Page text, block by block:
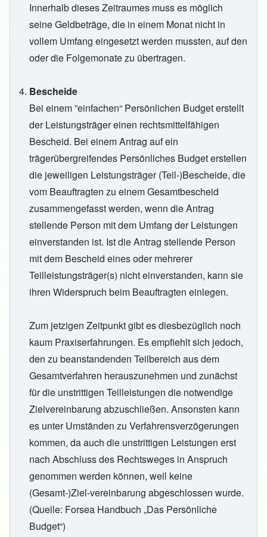
Innerhalb dieses Zeitraumes muss es möglich
seine Geldbeträge, die in einem Monat nicht in
vollem Umfang eingesetzt werden mussten, auf den
oder die Folgemonate zu übertragen.
Bescheide
Bei einem ”einfachen“ Persönlichen Budget erstellt
der Leistungsträger einen rechtsmittelfähigen
Bescheid. Bei einem Antrag auf ein
trägerübergreifendes Persönliches Budget erstellen
die jeweiligen Leistungsträger (Teil-)Bescheide, die
vom Beauftragten zu einem Gesamtbescheid
zusammengefasst werden, wenn die Antrag
stellende Person mit dem Umfang der Leistungen
einverstanden ist. Ist die Antrag stellende Person
mit dem Bescheid eines oder mehrerer
Teilleistungsträger(s) nicht einverstanden, kann sie
ihren Widerspruch beim Beauftragten einlegen.
Zum jetzigen Zeitpunkt gibt es diesbezüglich noch
kaum Praxiserfahrungen. Es empfiehlt sich jedoch,
den zu beanstandenden Teilbereich aus dem
Gesamtverfahren herauszunehmen und zunächst
für die unstrittigen Teilleistungen die notwendige
Zielvereinbarung abzuschließen. Ansonsten kann
es unter Umständen zu Verfahrensverzögerungen
kommen, da auch die unstrittigen Leistungen erst
nach Abschluss des Rechtsweges in Anspruch
genommen werden können, weil keine
(Gesamt-)Ziel-vereinbarung abgeschlossen wurde.
(Quelle: Forsea Handbuch „Das Persönliche
Budget“)